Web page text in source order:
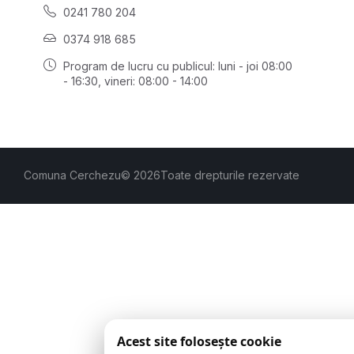
0241 780 204
0374 918 685
Program de lucru cu publicul: luni - joi 08:00
- 16:30 , vineri: 08:00 - 14:00
Comuna Cerchezu© 2026Toate drepturile rezervate
Acest site folosește cookie